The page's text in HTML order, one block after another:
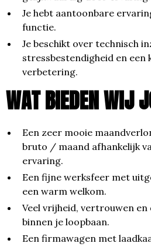
Je hebt aantoonbare
functie.
Je beschikt over technisch
stressbestendigheid en een
verbetering.
WAT BIEDEN WIJ
Een zeer mooie
bruto / maand afhankelijk
ervaring.
Een fijne werksfeer met
een warm welkom.
Veel vrijheid, vertrouwen
binnen je loopbaan.
Een firmawagen met